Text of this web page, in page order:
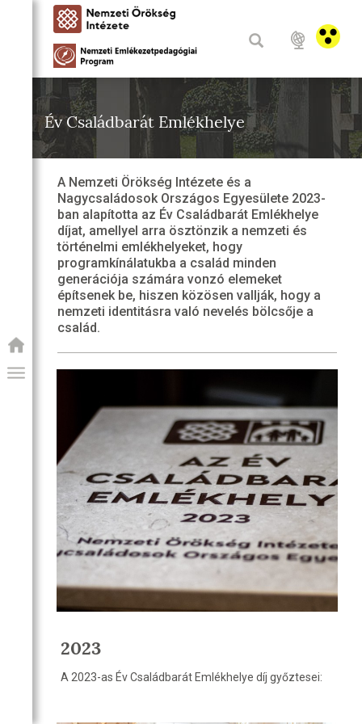
Év Családbarát Emlékhelye
A Nemzeti Örökség Intézete és a
Nagycsaládosok Országos Egyesülete 2023-
ban alapította az Év Családbarát Emlékhelye
díjat, amellyel arra ösztönzik a nemzeti és
történelmi emlékhelyeket, hogy
programkínálatukba a család minden
generációja számára vonzó elemeket
építsenek be, hiszen közösen vallják, hogy a
nemzeti identitásra való nevelés bölcsője a
család.
2023
A 2023-as Év Családbarát Emlékhelye díj győztesei: